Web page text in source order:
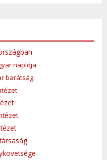
naplója
barátság